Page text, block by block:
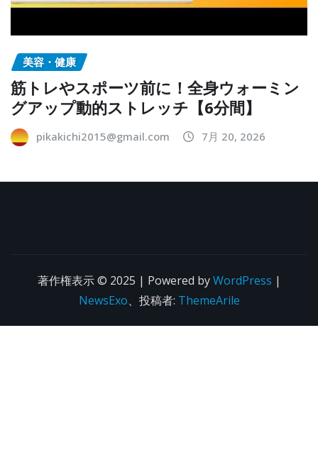
美容・健康
筋トレやスポーツ前に！全身ウォーミン
グアップ動的ストレッチ【6分間】
pikakichi2015@gmail.com 7月 20, 2026
著作権表示 © 2025 | Powered byWordPress |
NewsExo、投稿者: ThemeArile